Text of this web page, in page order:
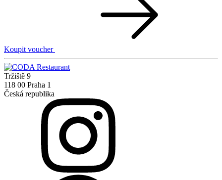
Koupit voucher
Tržiště 9
118 00 Praha 1
Česká republika